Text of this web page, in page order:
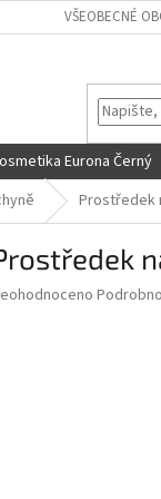
VŠEOBECNÉ
Eurona Černý
Prostředek